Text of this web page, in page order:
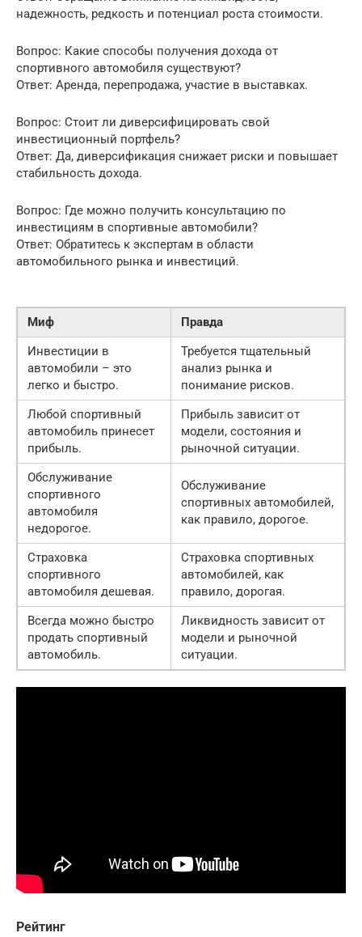
надежность, редкость и потенциал роста стоимости.
Вопрос: Какие способы получения дохода от
спортивного автомобиля существуют?
Ответ: Аренда, перепродажа, участие в выставках.
Вопрос: Стоит ли диверсифицировать свой
инвестиционный портфель?
Ответ: Да, диверсификация снижает риски и повышает
стабильность дохода.
Вопрос: Где можно получить консультацию по
инвестициям в спортивные автомобили?
Ответ: Обратитесь к экспертам в области
автомобильного рынка и инвестиций.
Миф
Правда
Инвестиции в
автомобили – это
легко и быстро.
Требуется тщательный
анализ рынка и
понимание рисков.
Любой спортивный
автомобиль принесет
прибыль.
Прибыль зависит от
модели, состояния и
рыночной ситуации.
Обслуживание
спортивного
автомобиля
недорогое.
Обслуживание
спортивных автомобилей,
как правило, дорогое.
Страховка
спортивного
автомобиля дешевая.
Страховка спортивных
автомобилей, как
правило, дорогая.
Всегда можно быстро
продать спортивный
автомобиль.
Ликвидность зависит от
модели и рыночной
ситуации.
Рейтинг